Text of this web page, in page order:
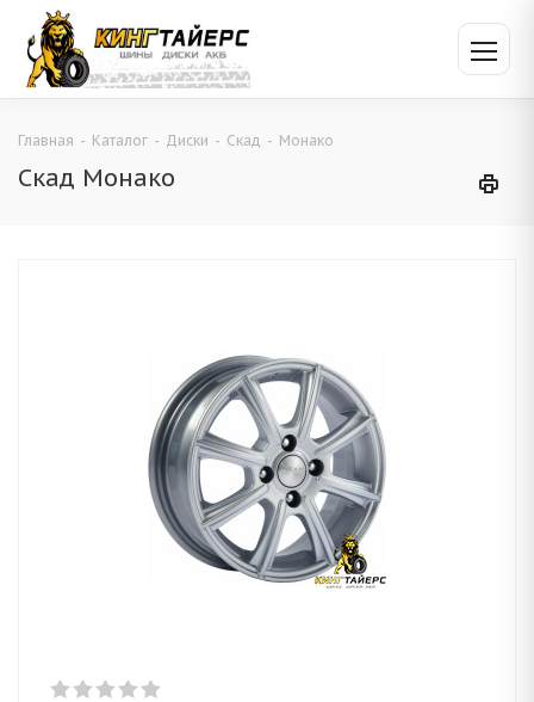
Главная - Каталог - Диски - Скад - Монако
Скад Монако